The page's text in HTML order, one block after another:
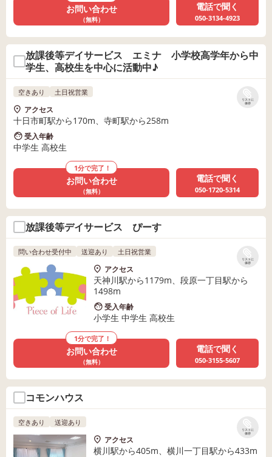
お問い合わせ
（無料）
電話で聞く
050-3134-4923
放課後等デイサービス エミナ 小学校高学年から中
学生、高校生を中心に活動中♪
リストに
保存
空きあり 土日祝営業
アクセス
十日市町駅から170m、寺町駅から258m
受入年齢
中学生 高校生
1分で完了！
お問い合わせ
（無料）
電話で聞く
050-1720-5314
放課後等デイサービス ぴーす
リストに
保存
問い合わせ受付中 送迎あり 土日祝営業
アクセス
天神川駅から1179m、段原一丁目駅から
1498m
受入年齢
小学生 中学生 高校生
1分で完了！
お問い合わせ
（無料）
電話で聞く
050-3155-5607
コモンハウス
リストに
保存
空きあり 送迎あり
アクセス
横川駅から405m、横川一丁目駅から433m